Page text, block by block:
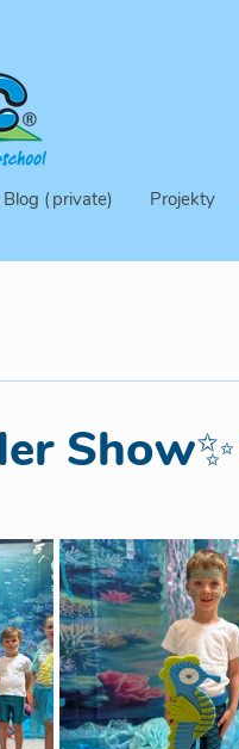
(private) Projekty